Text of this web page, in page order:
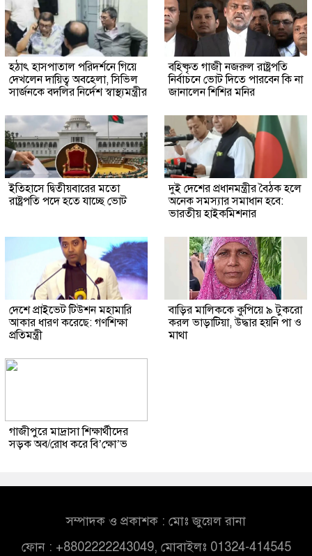
হঠাৎ হাসপাতাল পরিদর্শনে গিয়ে
দেখলেন দায়িত্ব অবহেলা, সিভিল
সার্জনকে বদলির নির্দেশ স্বাস্থ্যমন্ত্রীর
বহিষ্কৃত গাজী নজরুল রাষ্ট্রপতি
নির্বাচনে ভোট দিতে পারবেন কি না
জানালেন শিশির মনির
ইতিহাসে দ্বিতীয়বারের মতো
রাষ্ট্রপতি পদে হতে যাচ্ছে ভোট
দুই দেশের প্রধানমন্ত্রীর বৈঠক হলে
অনেক সমস্যার সমাধান হবে:
ভারতীয় হাইকমিশনার
দেশে প্রাইভেট টিউশন মহামারি
আকার ধারণ করেছে: গণশিক্ষা
প্রতিমন্ত্রী
বাড়ির মালিককে কুপিয়ে ৯ টুকরো
করল ভাড়াটিয়া, উদ্ধার হয়নি পা ও
মাথা
গাজীপুরে মাদ্রাসা শিক্ষার্থীদের
সড়ক অব/রোধ করে বি’ক্ষো’ভ
সম্পাদক ও প্রকাশক : মোঃ জুয়েল রানা
ফোন : +8802222243049, মোবাইলঃ 01324-414545